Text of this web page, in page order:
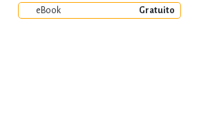
eBook Gratuito